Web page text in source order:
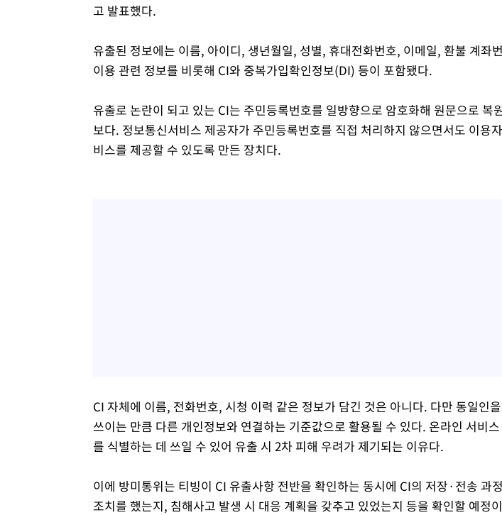
고 발표했다.
유출된 정보에는 이름, 아이디, 생년월일, 성별, 휴대전화번호, 이메일, 환불 계좌
이용 관련 정보를 비롯해 CI와 중복가입확인정보(DI) 등이 포함됐다.
유출로 논란이 되고 있는 CI는 주민등록번호를 일방향으로 암호화해 원문으로 복
보다. 정보통신서비스 제공자가 주민등록번호를 직접 처리하지 않으면서도 이용
비스를 제공할 수 있도록 만든 장치다.
CI 자체에 이름, 전화번호, 시청 이력 같은 정보가 담긴 것은 아니다. 다만 동일인
쓰이는 만큼 다른 개인정보와 연결하는 기준값으로 활용될 수 있다. 온라인 서비
를 식별하는 데 쓰일 수 있어 유출 시 2차 피해 우려가 제기되는 이유다.
이에 방미통위는 티빙이 CI 유출사항 전반을 확인하는 동시에 CI의 저장·전송 과
조치를 했는지, 침해사고 발생 시 대응 계획을 갖추고 있었는지 등을 확인할 예정